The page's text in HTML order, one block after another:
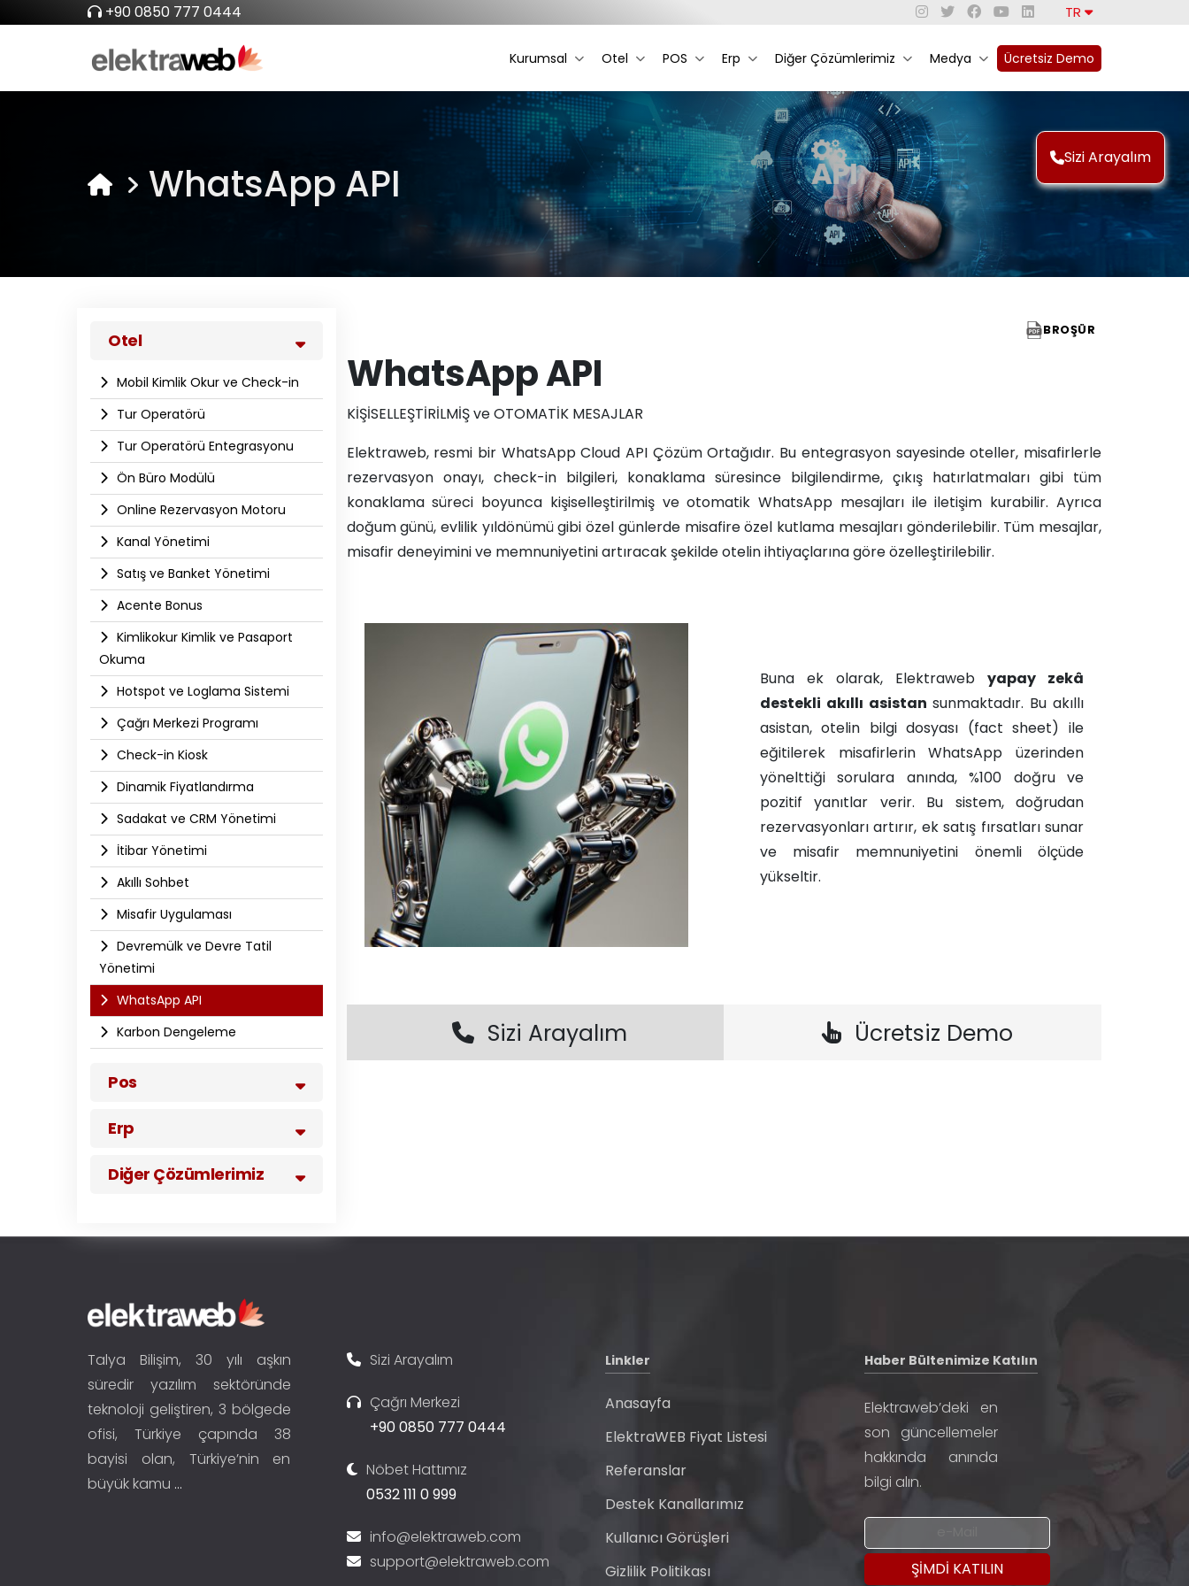
+90 0850 777 0444 TR
Kurumsal Otel POS Erp Diğer Çözümlerimiz Medya Ücretsiz Demo
Sizi Arayalım
WhatsApp API​
Otel
Mobil Kimlik Okur ve Check-in
Tur Operatörü
Tur Operatörü Entegrasyonu
Ön Büro Modülü
Online Rezervasyon Motoru
Kanal Yönetimi
Satış ve Banket Yönetimi
Acente Bonus
Kimlikokur Kimlik ve Pasaport
Okuma
Hotspot ve Loglama Sistemi
Çağrı Merkezi Programı
Check-in Kiosk
Dinamik Fiyatlandırma
Sadakat ve CRM Yönetimi
İtibar Yönetimi
Akıllı Sohbet
Misafir Uygulaması
Devremülk ve Devre Tatil
Yönetimi
WhatsApp API​
Karbon Dengeleme
Pos
Erp
Diğer Çözümlerimiz
BROŞÜR
WhatsApp API​
KİŞİSELLEŞTİRİLMİŞ ve OTOMATİK MESAJLAR​
Elektraweb, resmi bir WhatsApp Cloud API Çözüm Ortağıdır. Bu entegrasyon sayesinde oteller, misafirlerle
rezervasyon onayı, check-in bilgileri, konaklama süresince bilgilendirme, çıkış hatırlatmaları gibi tüm
konaklama süreci boyunca kişiselleştirilmiş ve otomatik WhatsApp mesajları ile iletişim kurabilir. Ayrıca
doğum günü, evlilik yıldönümü gibi özel günlerde misafire özel kutlama mesajları gönderilebilir. Tüm mesajlar,
misafir deneyimini ve memnuniyetini artıracak şekilde otelin ihtiyaçlarına göre özelleştirilebilir.​
Buna ek olarak, Elektraweb yapay zekâ
destekli akıllı asistan sunmaktadır. Bu akıllı
asistan, otelin bilgi dosyası (fact sheet) ile
eğitilerek misafirlerin WhatsApp üzerinden
yönelttiği sorulara anında, %100 doğru ve
pozitif yanıtlar verir. Bu sistem, doğrudan
rezervasyonları artırır, ek satış fırsatları sunar
ve misafir memnuniyetini önemli ölçüde
yükseltir.​
Sizi Arayalım Ücretsiz Demo
Talya Bilişim, 30 yılı aşkın
süredir yazılım sektöründe
teknoloji geliştiren, 3 bölgede
ofisi, Türkiye çapında 38
bayisi olan, Türkiye’nin en
büyük kamu ...
Sizi Arayalım
Çağrı Merkezi
+90 0850 777 0444
Nöbet Hattımız
0532 111 0 999
info@elektraweb.com
support@elektraweb.com
Linkler
Anasayfa
ElektraWEB Fiyat Listesi
Referanslar
Destek Kanallarımız
Kullanıcı Görüşleri
Gizlilik Politikası
Haber Bültenimize Katılın
Elektraweb’deki en
son güncellemeler
hakkında anında
bilgi alın.